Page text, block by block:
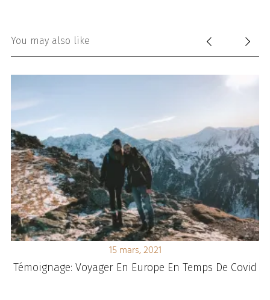
You may also like
15 mars, 2021
Témoignage: Voyager En Europe En Temps De Covid